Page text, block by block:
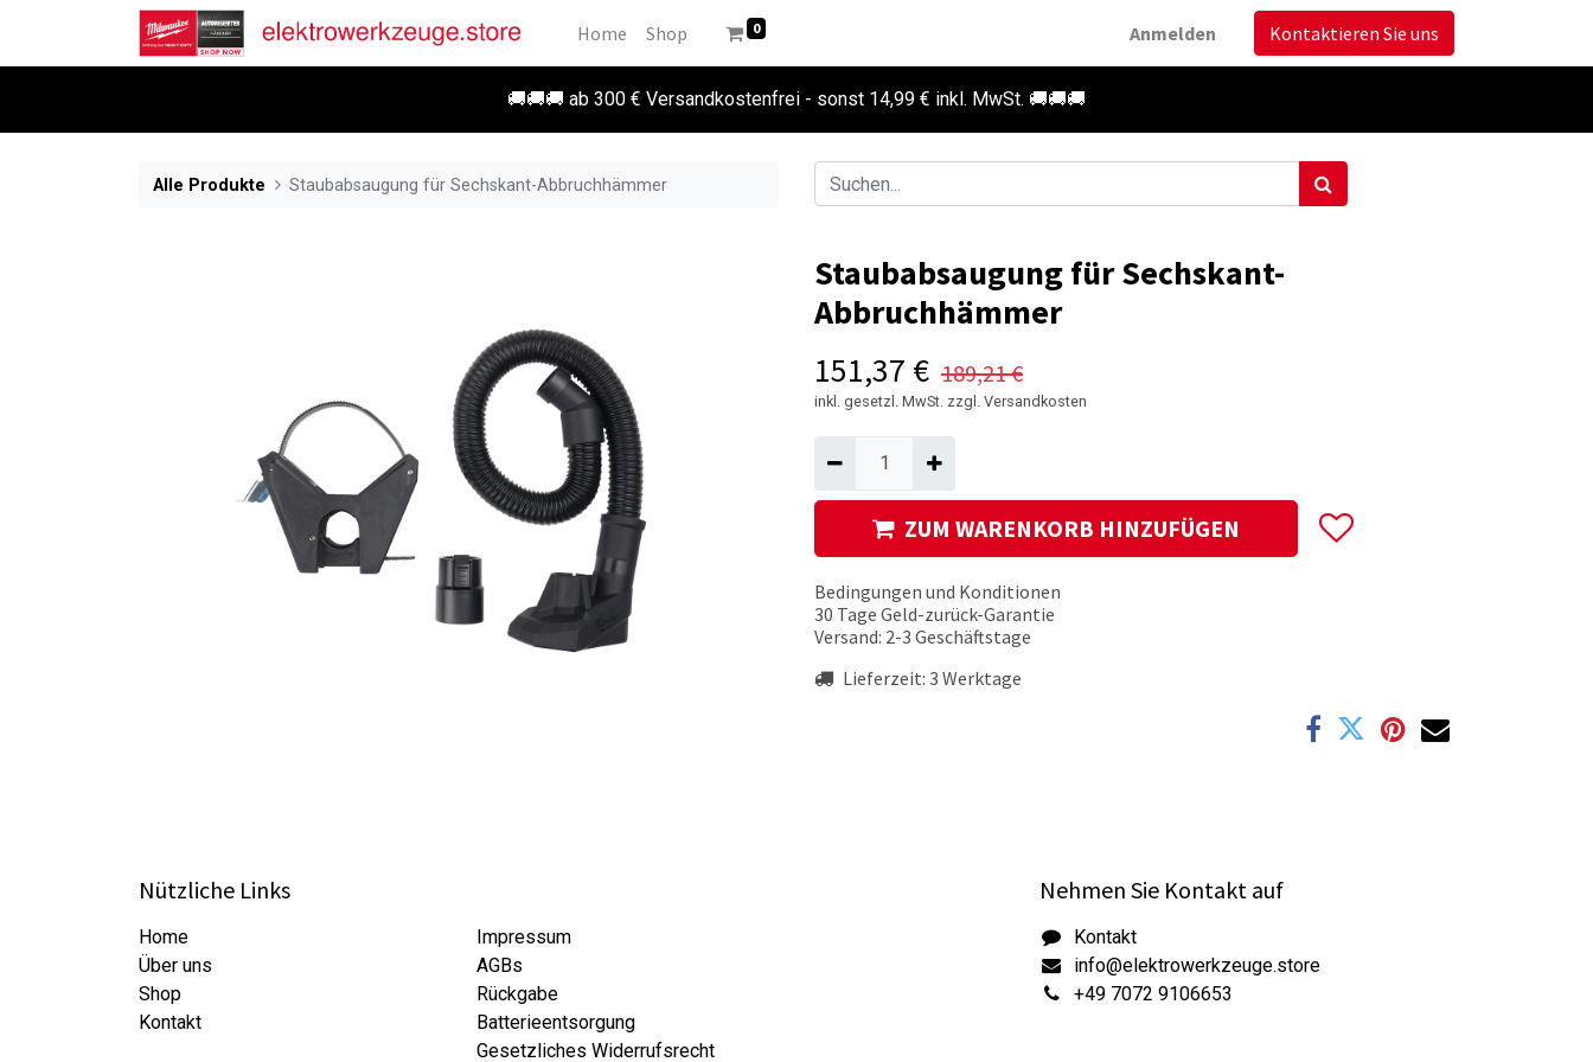
Home Shop 0 Anmelden Kontaktieren Sie uns
🚚🚚🚚 ab 300 € Versandkostenfrei - sonst 14,99 € inkl. MwSt. 🚚🚚🚚
Alle Produkte Staubabsaugung für Sechskant-Abbruchhämmer
Staubabsaugung für Sechskant-
Abbruchhämmer
151,37 € 189,21€
inkl. gesetzl. MwSt. zzgl. Versandkosten
ZUM WARENKORB HINZUFÜGEN
Bedingungen und Konditionen
30 Tage Geld-zurück-Garantie
Versand: 2-3 Geschäftstage
Lieferzeit: 3 Werktage
Nützliche Links
Home
Über uns
Shop
Kontakt
Impressum
AGBs
Rückgabe
Batterieentsorgung
Gesetzliches Widerrufsrecht
Nehmen Sie Kontakt auf
Kontakt
info@elektrowerkzeuge.store
+49 7072 9106653